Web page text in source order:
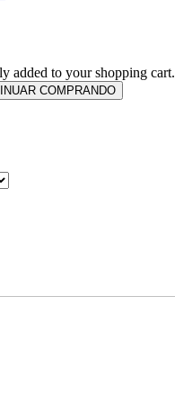
added to your shopping cart.
COMPRANDO